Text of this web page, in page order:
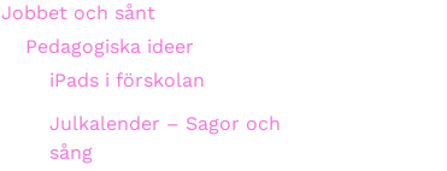
Jobbet och sånt
Pedagogiska ideer
iPads i förskolan
Julkalender – Sagor och
sång